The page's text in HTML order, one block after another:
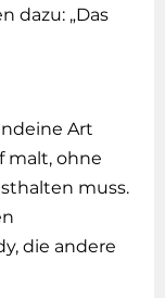
dazu: „Das
Art
malt, ohne
muss.
die andere